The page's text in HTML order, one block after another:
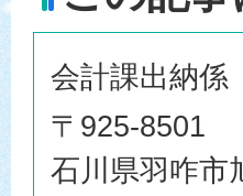
会計課出納係
〒925-8501
石川県羽咋市